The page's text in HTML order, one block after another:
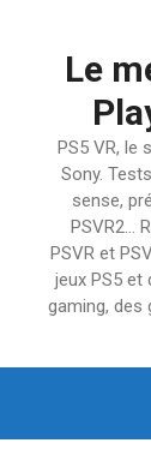
Le
PS5 VR, le
Sony.
sense,
PSVR2…
PSVR et
jeux PS5 et
gaming, des